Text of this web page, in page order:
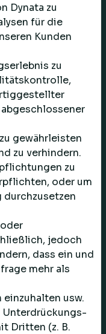
Dynata zu
für die
Kunden
zu
gewährleisten
zu verhindern.
zu
oder um
durchzusetzen
jedoch
dass ein und
mehr als
usw.
Unterdrückungs-
Dritten (z. B.